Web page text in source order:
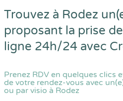
Trouvez à Rodez
proposant la prise
ligne 24h/24 avec
Prenez RDV en quelques clics
de votre rendez-vous avec
ou par visio à Rodez